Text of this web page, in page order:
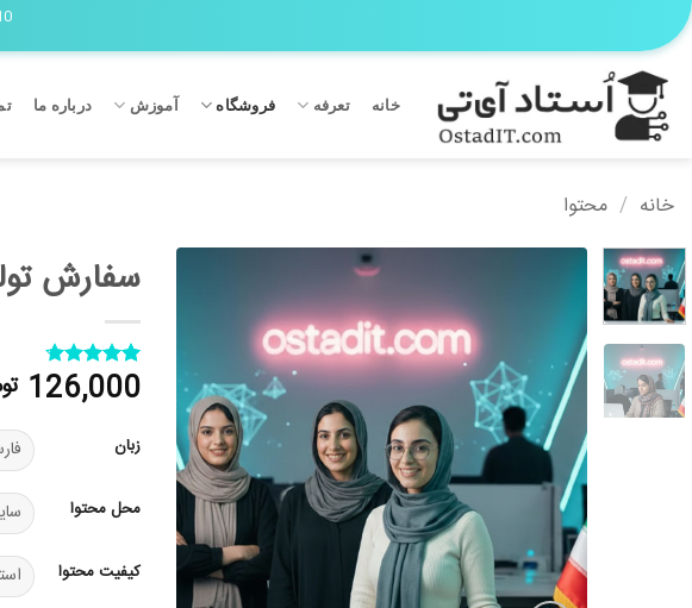
Skip
to
content
%10 تخفیف
خانه تعرفه فروشگاه آموزش درباره ما
خانه / محتوا
سفارش
امتیازدهی
4.67
از 5
3
امتیازدهی
مشتری
126,000
زبان
محل محتوا
کیفیت محتوا